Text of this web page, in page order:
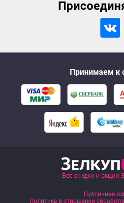
Принимаем к
Публичная
Политика в отношении